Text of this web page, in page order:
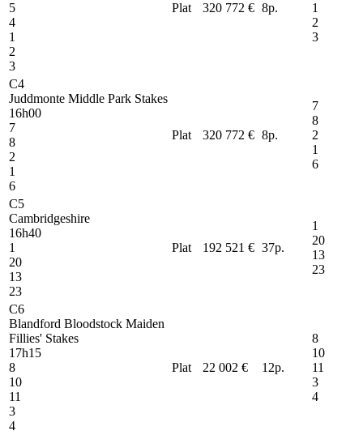
5
4
1
2
3
Plat 320 772 € 8p.
1
2
3
C4
Juddmonte Middle Park Stakes
16h00
7
8
2
1
6
Plat 320 772 € 8p.
7
8
2
1
6
C5
Cambridgeshire
16h40
1
20
13
23
Plat 192 521 € 37p.
1
20
13
23
C6
Blandford Bloodstock Maiden
Fillies' Stakes
17h15
8
10
11
3
4
Plat 22 002 € 12p.
8
10
11
3
4